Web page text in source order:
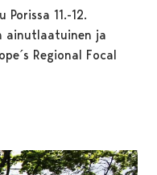
11.-12.
ainutlaatuinen ja
Regional Focal